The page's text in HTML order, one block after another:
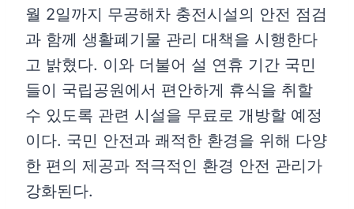
월 2일까지 무공해차 충전시설의 안전 점검
과 함께 생활폐기물 관리 대책을 시행한다
고 밝혔다. 이와 더불어 설 연휴 기간 국민
들이 국립공원에서 편안하게 휴식을 취할
수 있도록 관련 시설을 무료로 개방할 예정
이다. 국민 안전과 쾌적한 환경을 위해 다양
한 편의 제공과 적극적인 환경 안전 관리가
강화된다.